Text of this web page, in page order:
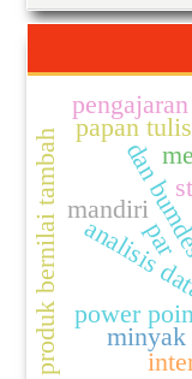
analisis
dan
power
papan
minyak
produk bernilai tambah mandiri
par